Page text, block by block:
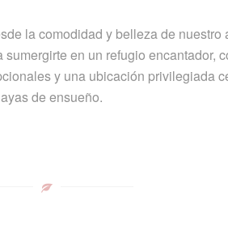
la comodidad y belleza de nuestro
en un refugio encantador,
y una ubicación privilegiada
de ensueño.